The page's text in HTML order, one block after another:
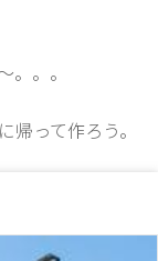
。。
って作ろう。